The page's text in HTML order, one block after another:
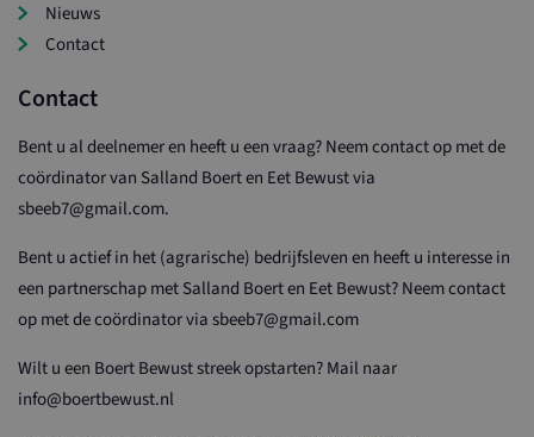
Nieuws
Contact
Contact
Bent u al deelnemer en heeft u een vraag? Neem contact op met de
coördinator van Salland Boert en Eet Bewust via
sbeeb7@gmail.com.
Bent u actief in het (agrarische) bedrijfsleven en heeft u interesse in
een partnerschap met Salland Boert en Eet Bewust? Neem contact
op met de coördinator via sbeeb7@gmail.com
Wilt u een Boert Bewust streek opstarten? Mail naar
info@boertbewust.nl